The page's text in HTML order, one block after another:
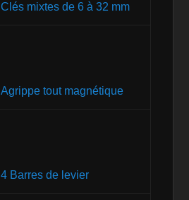
Clés mixtes de 6 à 32 mm
Agrippe tout magnétique
4 Barres de levier